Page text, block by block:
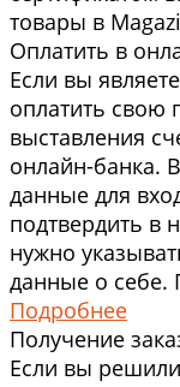
товары в
Оплатить в
Если вы
оплатить свою
выставления
онлайн-банка.
данные для
подтвердить в
нужно
данные о себе.
Подробнее
Получение
Если вы